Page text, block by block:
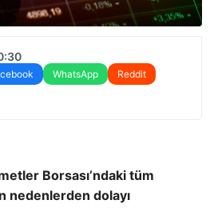
WhatsApp
Reddit
Borsası’ndaki tüm
nedenlerden dolayı